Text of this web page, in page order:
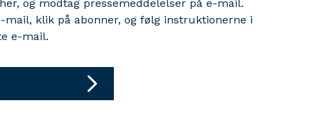
og modtag pressemeddelelser på e-mail.
mail, klik på abonner, og følg instruktionerne i
e-mail.